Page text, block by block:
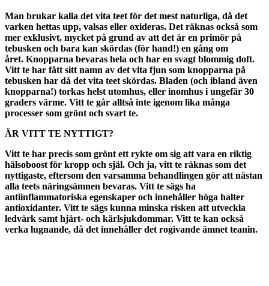
Man brukar kalla det vita teet för det mest naturliga, då det
varken hettas upp, valsas eller oxideras. Det räknas också som
mer exklusivt, mycket på grund av att det är en primör på
tebusken och bara kan skördas (för hand!) en gång om
året. Knopparna bevaras hela och har en svagt blommig doft.
Vitt te har fått sitt namn av det vita fjun som knopparna på
tebusken har då det vita teet skördas. Bladen (och ibland även
knopparna!) torkas helst utomhus, eller inomhus i ungefär 30
graders värme. Vitt te går alltså inte igenom lika många
processer som grönt och svart te.
ÄR VITT TE NYTTIGT?
Vitt te har precis som grönt ett rykte om sig att vara en riktig
hälsoboost för kropp och själ. Och ja, vitt te räknas som det
nyttigaste, eftersom den varsamma behandlingen gör att nästan
alla teets näringsämnen bevaras. Vitt te sägs ha
antiinflammatoriska egenskaper och innehåller höga halter
antioxidanter. Vitt te sägs kunna minska risken att utveckla
ledvärk samt hjärt- och kärlsjukdommar. Vitt te kan också
verka lugnande, då det innehåller det rogivande ämnet teanin.